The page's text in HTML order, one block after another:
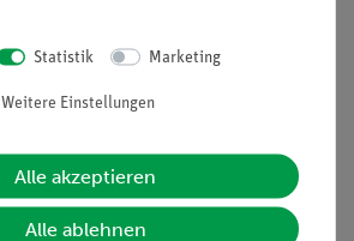
mm,
Windmessgerät
(Schalenanemometer)
Statistik Marketing
Weitere Einstellungen
Alle akzeptieren
Alle ablehnen